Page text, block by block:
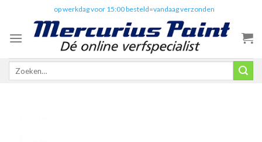
content
op werkdag voor 15:00 besteld=vandaag verzonden
Zoeken